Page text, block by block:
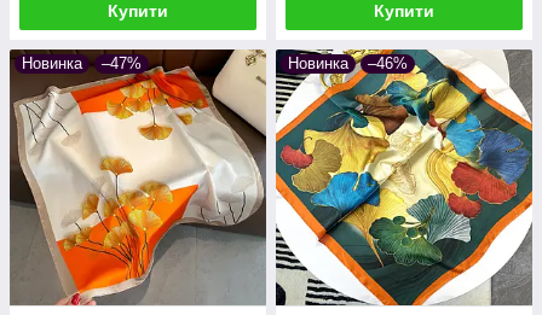
Купити Купити
Новинка –47% Новинка –46%